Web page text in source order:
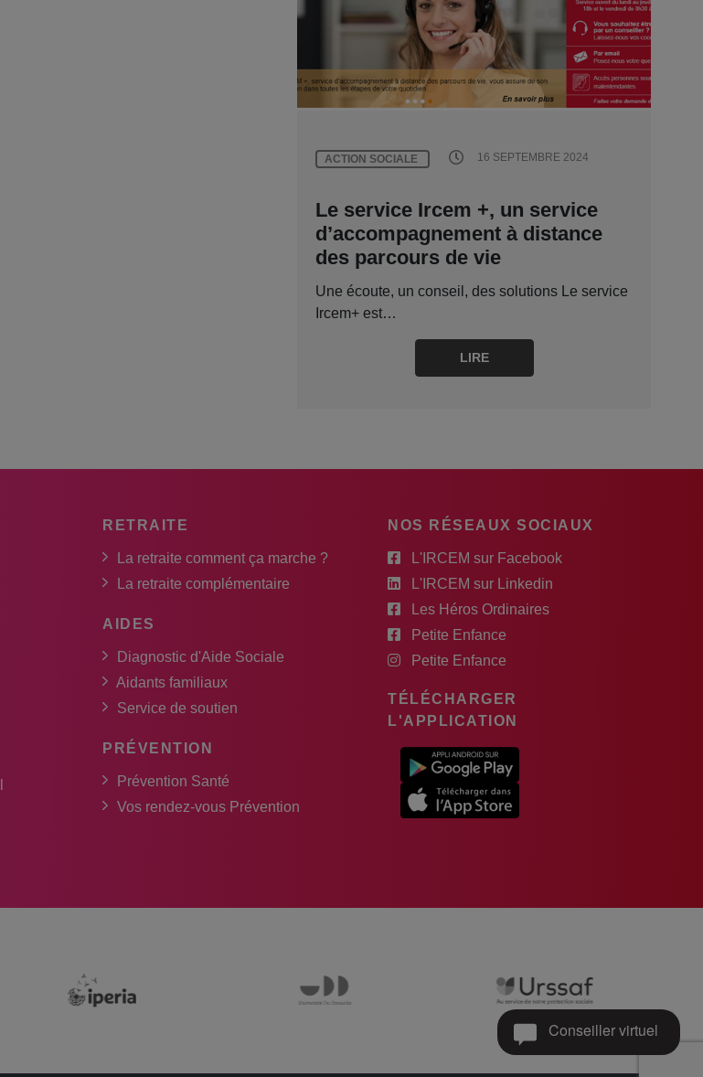
ACTION SOCIALE 16 SEPTEMBRE 2024
Le service Ircem +, un service
d’accompagnement à distance
des parcours de vie
Une écoute, un conseil, des solutions Le service
Ircem+ est…
LIRE
RETRAITE
La retraite comment ça marche ?
La retraite complémentaire
AIDES
Diagnostic d'Aide Sociale
Aidants familiaux
Service de soutien
PRÉVENTION
Prévention Santé
Vos rendez-vous Prévention
NOS RÉSEAUX SOCIAUX
L'IRCEM sur Facebook
L'IRCEM sur Linkedin
Les Héros Ordinaires
Petite Enfance
Petite Enfance
TÉLÉCHARGER
L'APPLICATION
Conseiller virtuel